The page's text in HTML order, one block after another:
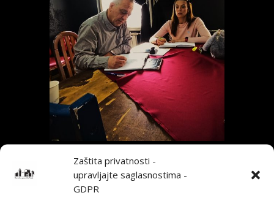
Zaštita privatnosti -
upravljajte saglasnostima -
GDPR
„Tri prikazivanja Boga“, autora i reditelja Aleša Kurta,
naziv je nove produkcije u Narodnom pozorištu Tuzla.
Pripreme nove predstave otpočele su početkom ove